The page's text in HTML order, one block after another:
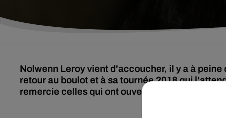
Nolwenn Leroy vient d'accoucher, il y a à
retour au boulot et à sa tournée 2018 qui
remercie celles qui ont ouvert la voie avant elle.